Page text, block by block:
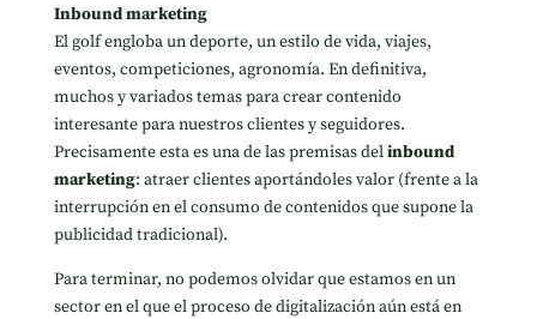
Inbound marketing
El golf engloba un deporte, un estilo de vida, viajes,
eventos, competiciones, agronomía. En definitiva,
muchos y variados temas para crear contenido
interesante para nuestros clientes y seguidores.
Precisamente esta es una de las premisas delinbound
marketing: atraer clientes aportándoles valor (frente a la
interrupción en el consumo de contenidos que supone la
publicidad tradicional).
Para terminar, no podemos olvidar que estamos en un
sector en el que el proceso de digitalización aún está en